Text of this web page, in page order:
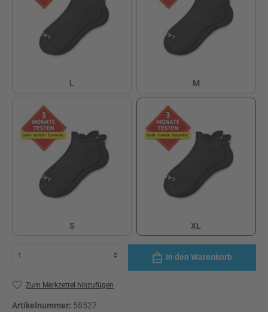
L
M
M
S
XL
XL
In den Warenkorb
Zum Merkzettel hinzufügen
Artikelnummer: 58527